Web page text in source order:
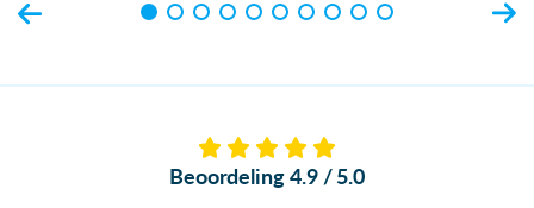
Beoordeling 4.9 / 5.0